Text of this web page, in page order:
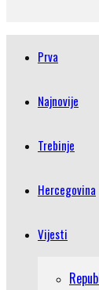
Prva
Najnovije
Trebinje
Hercegovina
Vijesti